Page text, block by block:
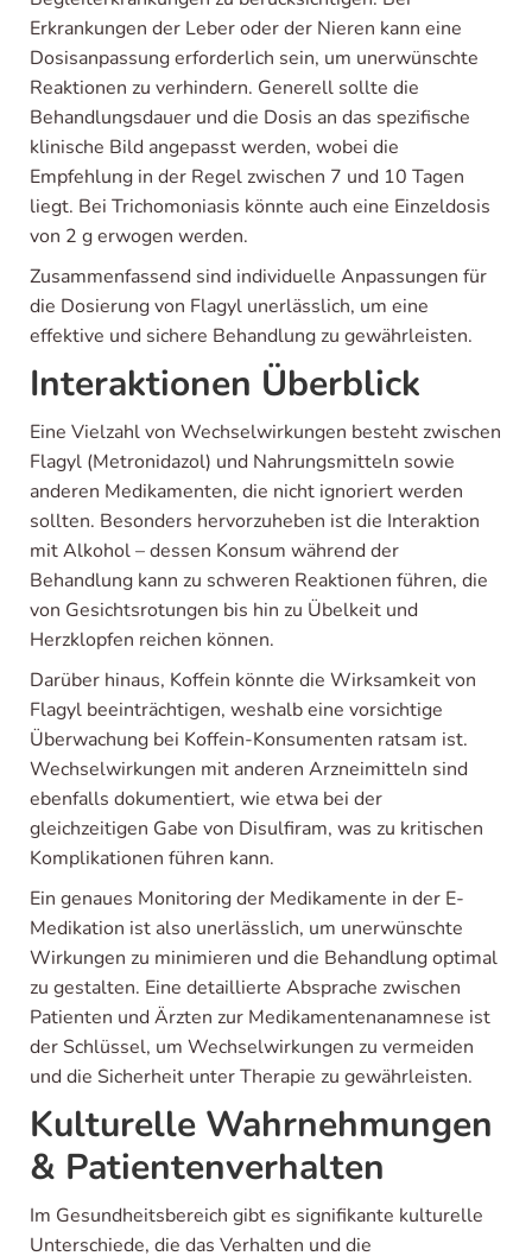
Erkrankungen der Leber oder der Nieren kann eine
Dosisanpassung erforderlich sein, um unerwünschte
Reaktionen zu verhindern. Generell sollte die
Behandlungsdauer und die Dosis an das spezifische
klinische Bild angepasst werden, wobei die
Empfehlung in der Regel zwischen 7 und 10 Tagen
liegt. Bei Trichomoniasis könnte auch eine Einzeldosis
von 2 g erwogen werden.
Zusammenfassend sind individuelle Anpassungen für
die Dosierung von Flagyl unerlässlich, um eine
effektive und sichere Behandlung zu gewährleisten.
Interaktionen Überblick
Eine Vielzahl von Wechselwirkungen besteht zwischen
Flagyl (Metronidazol) und Nahrungsmitteln sowie
anderen Medikamenten, die nicht ignoriert werden
sollten. Besonders hervorzuheben ist die Interaktion
mit Alkohol – dessen Konsum während der
Behandlung kann zu schweren Reaktionen führen, die
von Gesichtsrotungen bis hin zu Übelkeit und
Herzklopfen reichen können.
Darüber hinaus, Koffein könnte die Wirksamkeit von
Flagyl beeinträchtigen, weshalb eine vorsichtige
Überwachung bei Koffein-Konsumenten ratsam ist.
Wechselwirkungen mit anderen Arzneimitteln sind
ebenfalls dokumentiert, wie etwa bei der
gleichzeitigen Gabe von Disulfiram, was zu kritischen
Komplikationen führen kann.
Ein genaues Monitoring der Medikamente in der E-
Medikation ist also unerlässlich, um unerwünschte
Wirkungen zu minimieren und die Behandlung optimal
zu gestalten. Eine detaillierte Absprache zwischen
Patienten und Ärzten zur Medikamentenanamnese ist
der Schlüssel, um Wechselwirkungen zu vermeiden
und die Sicherheit unter Therapie zu gewährleisten.
Kulturelle Wahrnehmungen
& Patientenverhalten
Im Gesundheitsbereich gibt es signifikante kulturelle
Unterschiede, die das Verhalten und die